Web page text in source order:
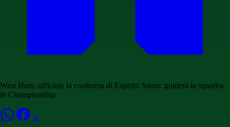
West Ham, ufficiale la conferma di Espirito Santo: guiderà la squadra
in Championship